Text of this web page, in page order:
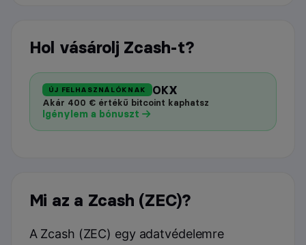
Hol vásárolj Zcash-t?
ÚJ FELHASZNÁLÓKNAK OKX
Akár 400 € értékű bitcoint kaphatsz
Igénylem a bónuszt
Mi az a Zcash (ZEC)?
A Zcash (ZEC) egy adatvédelemre